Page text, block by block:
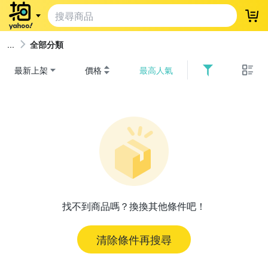
登
全部分類
最新上架 價格 最高人氣
找不到商品嗎？換換其他條件吧！
清除條件再搜尋